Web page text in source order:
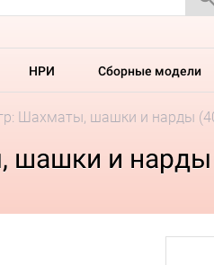
НРИ Сборные модели
Шахматы, шашки и нарды
шашки и